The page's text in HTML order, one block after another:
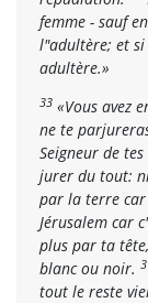
femme - sauf
l"adultère; et si
adultère.»
33 «Vous avez
ne te
Seigneur de
jurer du tout:
par la terre car
Jérusalem car
plus par ta
blanc ou noir.
tout le reste